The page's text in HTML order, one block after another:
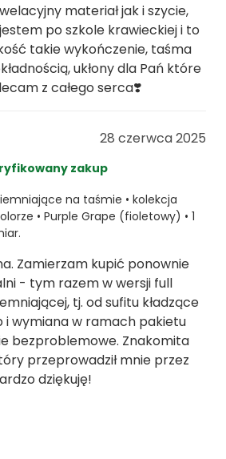
materiał jak i szycie,
po szkole krawieckiej i to
takie wykończenie, taśma
ukłony dla Pań które
z całego serca❣️
28 czerwca 2025
zakup
na taśmie • kolekcja
• Purple Grape (fioletowy) • 1
Zamierzam kupić ponownie
- tym razem w wersji full
tj. od sufitu kładzące
i wymiana w ramach pakietu
bezproblemowe. Znakomita
przeprowadził mnie przez
dziękuję!